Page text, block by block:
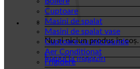
Nu ai niciun produs în coș.
Înapoi la magazin
Cuptoare
Masini de spalat
Masini de spalat vase
Cuptoare cu microunde
Aer Conditionat
Frigidere